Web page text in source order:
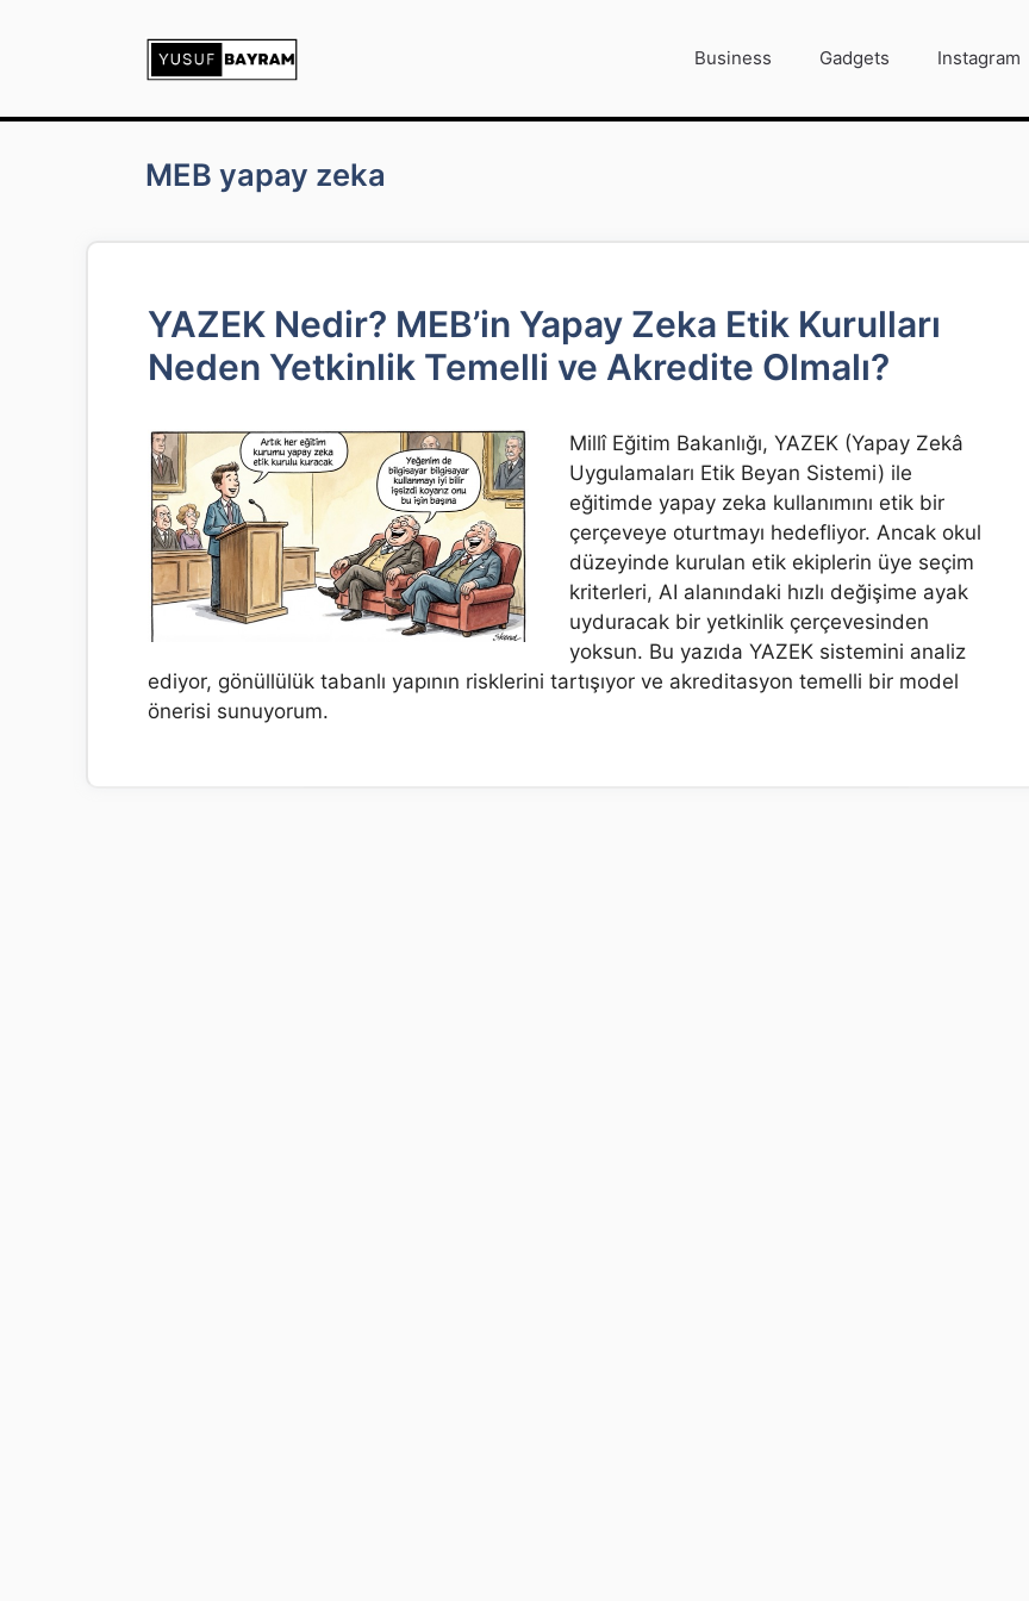
Business Gadgets Instagram
MEB yapay zeka
YAZEK Nedir? MEB’in Yapay Zeka Etik Kurulları
Neden Yetkinlik Temelli ve Akredite Olmalı?
Millî Eğitim Bakanlığı, YAZEK (Yapay Zekâ
Uygulamaları Etik Beyan Sistemi) ile
eğitimde yapay zeka kullanımını etik bir
çerçeveye oturtmayı hedefliyor. Ancak okul
düzeyinde kurulan etik ekiplerin üye seçim
kriterleri, AI alanındaki hızlı değişime ayak
uyduracak bir yetkinlik çerçevesinden
yoksun. Bu yazıda YAZEK sistemini analiz
ediyor, gönüllülük tabanlı yapının risklerini tartışıyor ve akreditasyon temelli bir model
önerisi sunuyorum.